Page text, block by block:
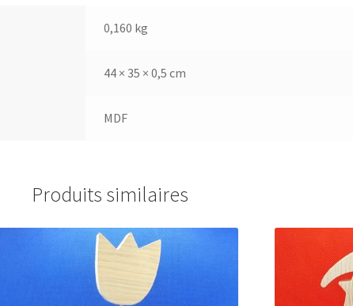
0,160 kg
44 × 35 × 0,5 cm
MDF
Produits similaires